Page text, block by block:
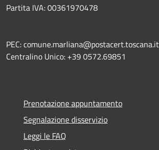
Partita IVA: 00361970478
PEC: comune.marliana@postacert.toscana.it
Centralino Unico: +39 0572.69851
Prenotazione appuntamento
Segnalazione disservizio
Leggi le FAQ